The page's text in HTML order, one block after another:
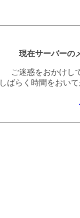
現在サーバーの
ご迷惑をおかけし
しばらく時間をおい